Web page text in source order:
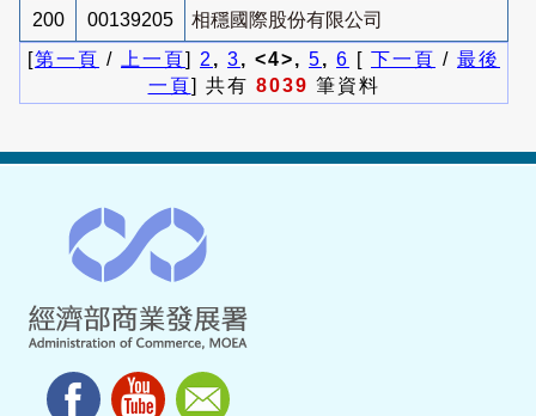
200 00139205
相穩國際股份有限公司
[第一頁 / 上一頁] 2 , 3, <4>, 5, 6 [ 下一頁 / 最後
一頁] 共有 8039 筆資料